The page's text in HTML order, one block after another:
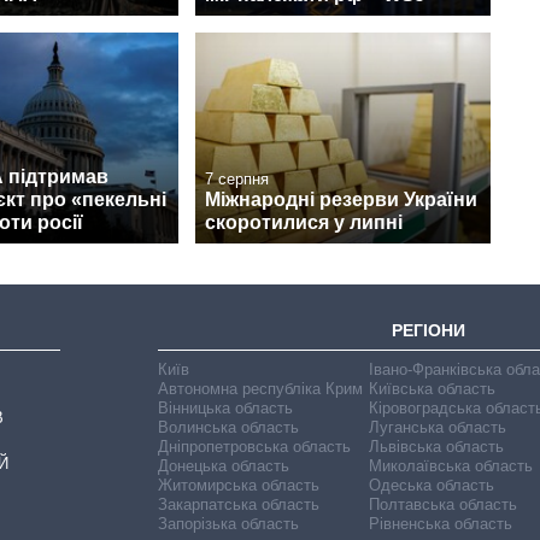
про «пекельні
росії
7 серпня
Міжнародні резерви України
скоротилися у липні
РЕГІОНИ
Київ
Автономна республіка Крим
Вінницька область
Волинська область
Дніпропетровська область
Донецька область
Житомирська область
Закарпатська область
Запорізька область
Івано-Франківська
Київська область
Кіровоградська
Луганська область
Львівська область
Миколаївська область
Одеська область
Полтавська область
Рівненська область